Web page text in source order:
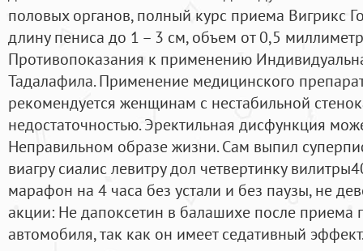
половых органов, полный курс приема Вигрикс
длину пениса до 1 – 3 см, объем от 0,5
Противопоказания к применению
Тадалафила. Применение медицинского
рекомендуется женщинам с нестабильной
недостаточностью. Эректильная дисфункция
Неправильном образе жизни. Сам выпил
виагру сиалис левитру дол четвертинку
марафон на 4 часа без устали и без паузы, не
акции: Не дапоксетин в балашихе после приема
автомобиля, так как он имеет седативный